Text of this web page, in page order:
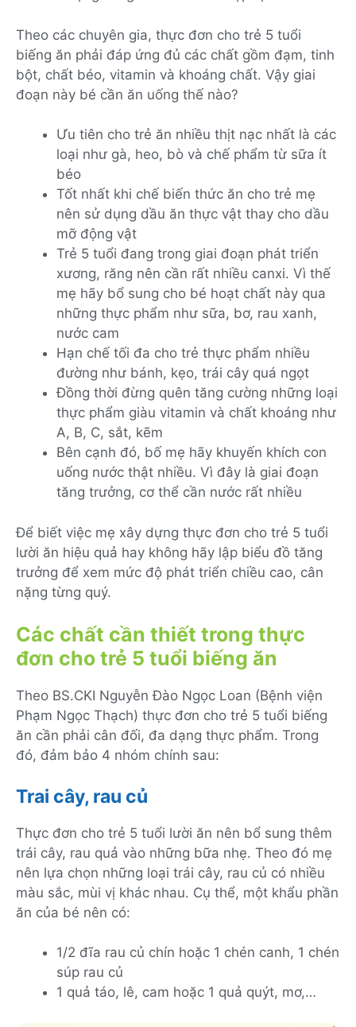
Theo các chuyên gia, thực đơn cho trẻ 5 tuổi
biếng ăn phải đáp ứng đủ các chất gồm đạm, tinh
bột, chất béo, vitamin và khoáng chất. Vậy giai
đoạn này bé cần ăn uống thế nào?
Ưu tiên cho trẻ ăn nhiều thịt nạc nhất là các
loại như gà, heo, bò và chế phẩm từ sữa ít
béo
Tốt nhất khi chế biến thức ăn cho trẻ mẹ
nên sử dụng dầu ăn thực vật thay cho dầu
mỡ động vật
Trẻ 5 tuổi đang trong giai đoạn phát triển
xương, răng nên cần rất nhiều canxi. Vì thế
mẹ hãy bổ sung cho bé hoạt chất này qua
những thực phẩm như sữa, bơ, rau xanh,
nước cam
Hạn chế tối đa cho trẻ thực phẩm nhiều
đường như bánh, kẹo, trái cây quá ngọt
Đồng thời đừng quên tăng cường những loại
thực phẩm giàu vitamin và chất khoáng như
A, B, C, sắt, kẽm
Bên cạnh đó, bố mẹ hãy khuyến khích con
uống nước thật nhiều. Vì đây là giai đoạn
tăng trưởng, cơ thể cần nước rất nhiều
Để biết việc mẹ xây dựng thực đơn cho trẻ 5 tuổi
lười ăn hiệu quả hay không hãy lập biểu đồ tăng
trưởng để xem mức độ phát triển chiều cao, cân
nặng từng quý.
Các chất cần thiết trong thực
đơn cho trẻ 5 tuổi biếng ăn
Theo BS.CKI Nguyễn Đào Ngọc Loan (Bệnh viện
Phạm Ngọc Thạch) thực đơn cho trẻ 5 tuổi biếng
ăn cần phải cân đối, đa dạng thực phẩm. Trong
đó, đảm bảo 4 nhóm chính sau:
Trai cây, rau củ
Thực đơn cho trẻ 5 tuổi lười ăn nên bổ sung thêm
trái cây, rau quả vào những bữa nhẹ. Theo đó mẹ
nên lựa chọn những loại trái cây, rau củ có nhiều
màu sắc, mùi vị khác nhau. Cụ thể, một khẩu phần
ăn của bé nên có:
1/2 đĩa rau củ chín hoặc 1 chén canh, 1 chén
súp rau củ
1 quả táo, lê, cam hoặc 1 quả quýt, mơ,…